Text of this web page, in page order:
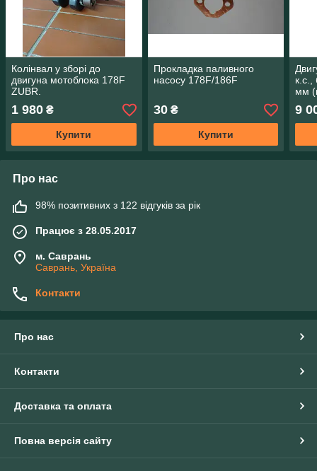
Колінвал у зборі до
двигуна мотоблока 178F
ZUBR.
1 980 ₴
Купити
Прокладка паливного
насосу 178F/186F
30₴
Купити
к.с.,
мм
9
Про нас
98% позитивних з 122 відгуків за рік
Працює з 28.05.2017
м. Саврань
Саврань, Україна
Контакти
Про нас
Контакти
Доставка та оплата
Повна версія сайту